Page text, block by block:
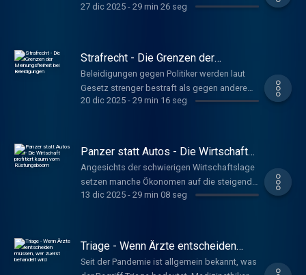
geblieben. Der Soziologe Michael Hartmann
Arbeiterkind-Quote für Vorstände.
www.deutschlandfunkkultur.de, Tacheles
27 dic 2025- 29 min 26 seg
Strafrecht - Die Grenzen der
Meinungsfreiheit bei Beleidigungen
Beleidigungen gegen Politiker werden laut
Gesetz strenger bestraft als gegen andere
Menschen. Müssten nicht gerade
klare Grenzen könnten Betroffene
www.deutschlandfunkkultur.de, Tacheles
20 dic 2025- 29 min 16 seg
Panzer statt Autos - Die Wirtschaft
profitiert kaum vom Rüstungsboom
Angesichts der schwierigen Wirtschaftslage
setzen manche Ökonomen auf die steigende
Produktion von Rüstungsgütern. Doch das
Geld sei anderswo besser angelegt.
Schniederjann, Nils
www.deutschlandfunkkultur.de, Tacheles
13 dic 2025- 29 min 08 seg
Triage - Wenn Ärzte entscheiden
müssen, wer zuerst behandelt wird
Seit der Pandemie ist allgemein bekannt, was